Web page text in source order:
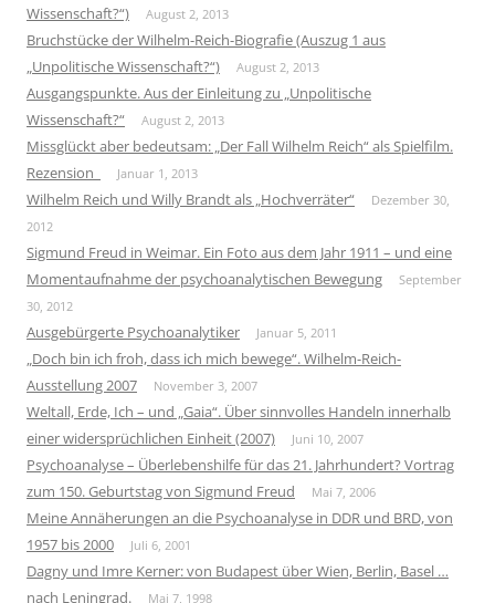
Wissenschaft?“)
August 2, 2013
Bruchstücke der Wilhelm-Reich-Biografie (Auszug 1 aus
„Unpolitische Wissenschaft?“)
August 2, 2013
Ausgangspunkte. Aus der Einleitung zu „Unpolitische
Wissenschaft?“
August 2, 2013
Missglückt aber bedeutsam: „Der Fall Wilhelm Reich“ als Spielfilm.
Rezension
Januar 1, 2013
Wilhelm Reich und Willy Brandt als „Hochverräter“
Dezember 30,
2012
Sigmund Freud in Weimar. Ein Foto aus dem Jahr 1911 – und eine
Momentaufnahme der psychoanalytischen Bewegung
September
30, 2012
Ausgebürgerte Psychoanalytiker Januar 5, 2011
„Doch bin ich froh, dass ich mich bewege“. Wilhelm-Reich-
Ausstellung 2007
November 3, 2007
Weltall, Erde, Ich – und „Gaia“. Über sinnvolles Handeln innerhalb
einer widersprüchlichen Einheit (2007)
Juni 10, 2007
Psychoanalyse – Überlebenshilfe für das 21. Jahrhundert? Vortrag
zum 150. Geburtstag von Sigmund Freud
Mai 7, 2006
Meine Annäherungen an die Psychoanalyse in DDR und BRD, von
1957 bis 2000
Juli 6, 2001
Dagny und Imre Kerner: von Budapest über Wien, Berlin, Basel …
nach Leningrad.
Mai 7, 1998